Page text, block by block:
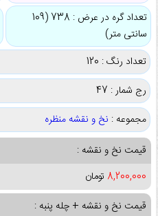
تعداد گره در عرض : 738 (109
سانتی متر)
تعداد رنگ : 120
رج شمار : 47
مجموعه : نخ و نقشه منظره
قیمت نخ و نقشه :
8,200,000 تومان
قیمت نخ و نقشه + چله پنبه :